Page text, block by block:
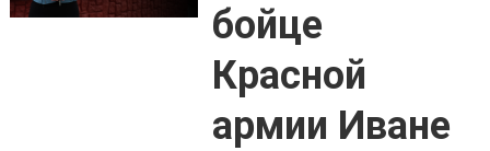
бойце
Красной
армии Иване